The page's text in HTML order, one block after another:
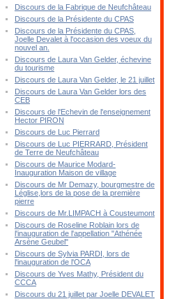
Discours de la Fabrique de Neufchâteau
Discours de la Présidente du CPAS
Discours de la Présidente du CPAS,
Joelle Devalet à l'occasion des voeux du
nouvel an.
Discours de Laura Van Gelder, échevine
du tourisme
Discours de Laura Van Gelder, le 21 juillet
Discours de Laura Van Gelder lors des
CEB
Discours de l'Echevin de l'enseignement
Hector PIRON
Discours de Luc Pierrard
Discours de Luc PIERRARD, Président
de Terre de Neufchâteau
Discours de Maurice Modard-
Inauguration Maison de village
Discours de Mr Demazy, bourgmestre de
Léglise,lors de la pose de la première
pierre
Discours de Mr.LIMPACH à Cousteumont
Discours de Roseline Roblain lors de
l'inauguration de l'appellation "Athénée
Arsène Geubel"
Discours de Sylvia PARDI, lors de
l'inauguration de l'OCA
Discours de Yves Mathy, Président du
CCCA
Discours du 21 juillet par Joelle DEVALET